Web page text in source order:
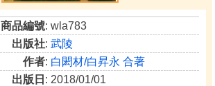
商品編號: wla783
出版社:武陵
作者: 白閎材/白昇永 合著
出版日 : 2018/01/01